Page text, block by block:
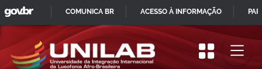
Pular
para
início
IR
PARA
GOVBR
COMUNICA BR ACESSO À INFORMAÇÃO